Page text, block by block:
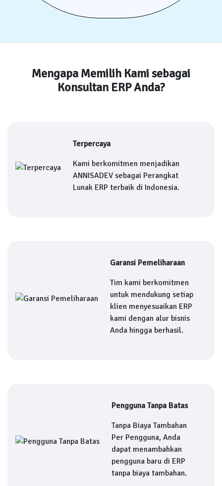
Mengapa Memilih Kami sebagai
Konsultan ERP Anda?
Terpercaya
Kami berkomitmen menjadikan
ANNISADEV sebagai Perangkat
Lunak ERP terbaik di Indonesia.
Garansi Pemeliharaan
Tim kami berkomitmen
untuk mendukung setiap
klien menyesuaikan ERP
kami dengan alur bisnis
Anda hingga berhasil.
Pengguna Tanpa Batas
Tanpa Biaya Tambahan
Per Pengguna, Anda
dapat menambahkan
pengguna baru di ERP
tanpa biaya tambahan.